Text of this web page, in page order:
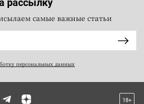
самые важные статьи
персональных данных
18+